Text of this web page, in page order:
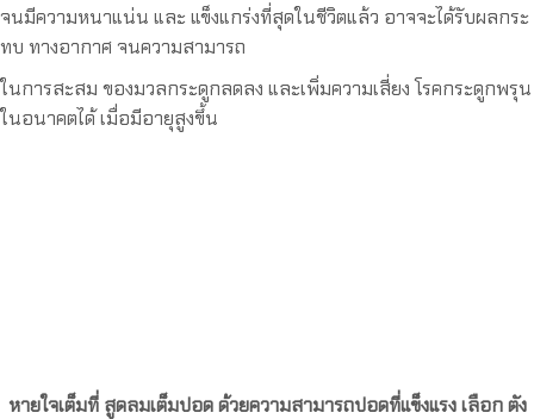
จนมีความหนาแน่น และ แข็งแกร่งที่สุดในชีวิตแล้ว อาจจะได้รับผลกระ
ทบ ทางอากาศ จนความสามารถ
ในการสะสม ของมวลกระดูกลดลง และเพิ่มความเสี่ยง โรคกระดูกพรุน
ในอนาคตได้ เมื่อมีอายุสูงขึ้น
หายใจเต็มที่ สูดลมเต็มปอด ด้วยความสามารถปอดที่แข็งแรง เลือก ตัง